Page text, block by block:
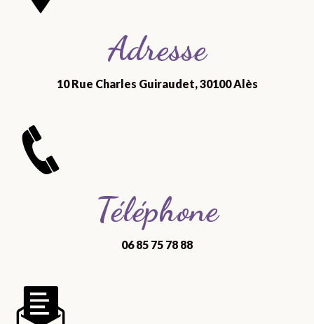
Adresse
10 Rue Charles Guiraudet, 30100 Alès
Téléphone
06 85 75 78 88